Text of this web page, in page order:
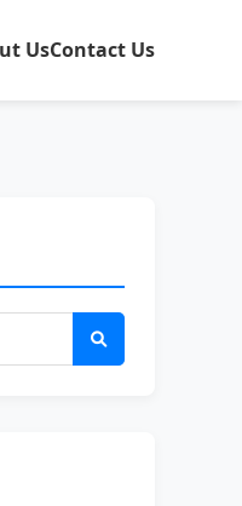
UsContact Us